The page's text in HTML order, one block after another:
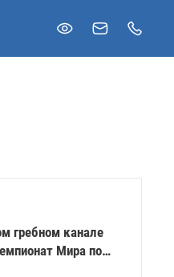
гребном канале
Мира по